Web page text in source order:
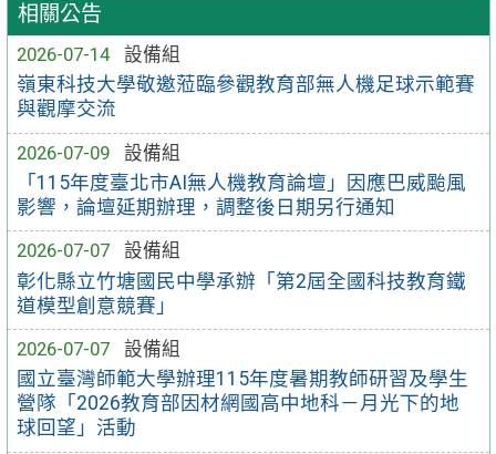
相關公告
2026-07-14
設備組
嶺東科技大學敬邀蒞臨參觀教育部無人機足球示範賽
與觀摩交流
2026-07-09
設備組
「115年度臺北市AI無人機教育論壇」因應巴威颱風
影響，論壇延期辦理，調整後日期另行通知
2026-07-07
設備組
彰化縣立竹塘國民中學承辦「第2屆全國科技教育鐵
道模型創意競賽」
2026-07-07
設備組
國立臺灣師範大學辦理115年度暑期教師研習及學生
營隊「2026教育部因材網國高中地科－月光下的地
球回望」活動